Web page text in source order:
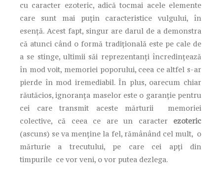
cu caracter ezoteric, adică tocmai acele elemente
care sunt mai puţin caracteristice vulgului, în
esenţă. Acest fapt, singur are darul de a demonstra
că atunci când o formă tradiţională este pe cale de
a se stinge, ultimii săi reprezentanţi încredinţează
în mod voit, memoriei poporului, ceea ce altfel s-ar
pierde în mod iremediabil. În plus, oarecum chiar
răutăcios, ignoranţa maselor este o garanţie pentru
cei care transmit aceste mărturii memoriei
colective, că ceea ce are un caracter ezoteric
(ascuns) se va menţine la fel, rămânând cel mult, o
mărturie a trecutului, pe care cei apţi din
timpurile ce vor veni, o vor putea dezlega.